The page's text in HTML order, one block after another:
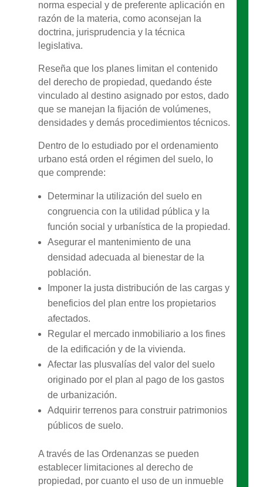
norma especial y de preferente aplicación en
razón de la materia, como aconsejan la
doctrina, jurisprudencia y la técnica
legislativa.
Reseña que los planes limitan el contenido
del derecho de propiedad, quedando éste
vinculado al destino asignado por estos, dado
que se manejan la fijación de volúmenes,
densidades y demás procedimientos técnicos.
Dentro de lo estudiado por el ordenamiento
urbano está orden el régimen del suelo, lo
que comprende:
Determinar la utilización del suelo en
congruencia con la utilidad pública y la
función social y urbanística de la propiedad.
Asegurar el mantenimiento de una
densidad adecuada al bienestar de la
población.
Imponer la justa distribución de las cargas y
beneficios del plan entre los propietarios
afectados.
Regular el mercado inmobiliario a los fines
de la edificación y de la vivienda.
Afectar las plusvalías del valor del suelo
originado por el plan al pago de los gastos
de urbanización.
Adquirir terrenos para construir patrimonios
públicos de suelo.
A través de las Ordenanzas se pueden
establecer limitaciones al derecho de
propiedad, por cuanto el uso de un inmueble